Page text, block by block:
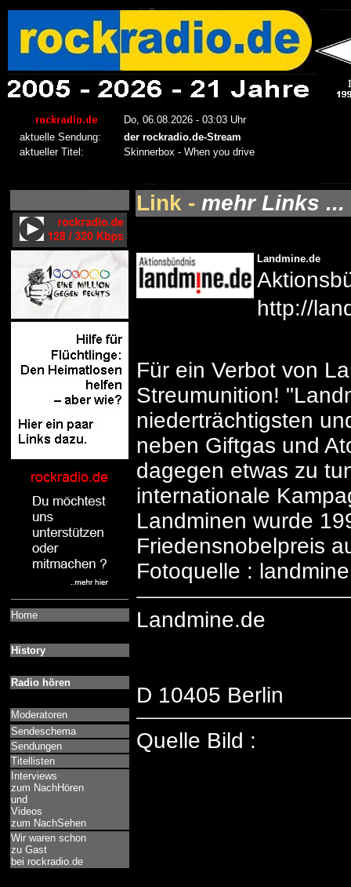
Home
History
Radio hören
Moderatoren
Sendeschema
Sendungen
Titellisten
Interviews
zum NachHören
und
Videos
zum NachSehen
Wir waren schon
zu Gast
bei rockradio.de
Link - mehr Links ...
Landmine.de
http://
Für ein Verbot von
Streumunition!
niederträchtigsten
neben Giftgas und
dagegen etwas zu
internationale
Landminen wurde
Friedensnobelpreis
Fotoquelle :
Landmine.de
D 10405 Berlin
Quelle Bild :